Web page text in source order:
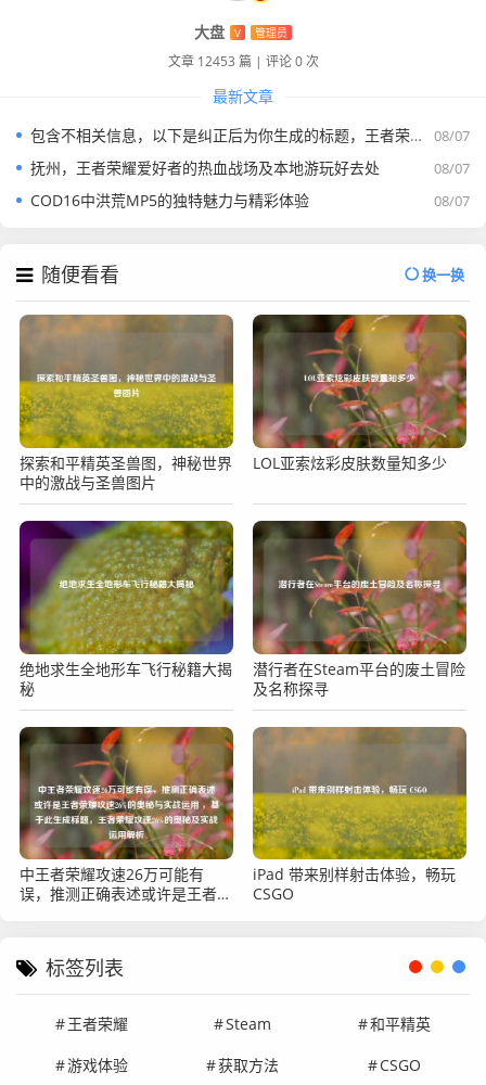
大盘 V 管理员
文章 12453 篇 | 评论 0 次
最新文章
08/07
包含不相关信息，以下是纠正后为你生成的标题，王者荣耀驱蚊攻略，助你峡谷激战无惧蚊虫干扰
08/07
抚州，王者荣耀爱好者的热血战场及本地游玩好去处
08/07
COD16中洪荒MP5的独特魅力与精彩体验
随便看看 换一换
探索和平精英圣兽图，神秘世界
中的激战与圣兽图片
LOL亚索炫彩皮肤数量知多少
绝地求生全地形车飞行秘籍大揭
秘
潜行者在Steam平台的废土冒险
及名称探寻
中王者荣耀攻速26万可能有
误，推测正确表述或许是王者荣
iPad 带来别样射击体验，畅玩
CSGO
标签列表
王者荣耀 Steam
和平精英
游戏体验
获取方法 CSGO